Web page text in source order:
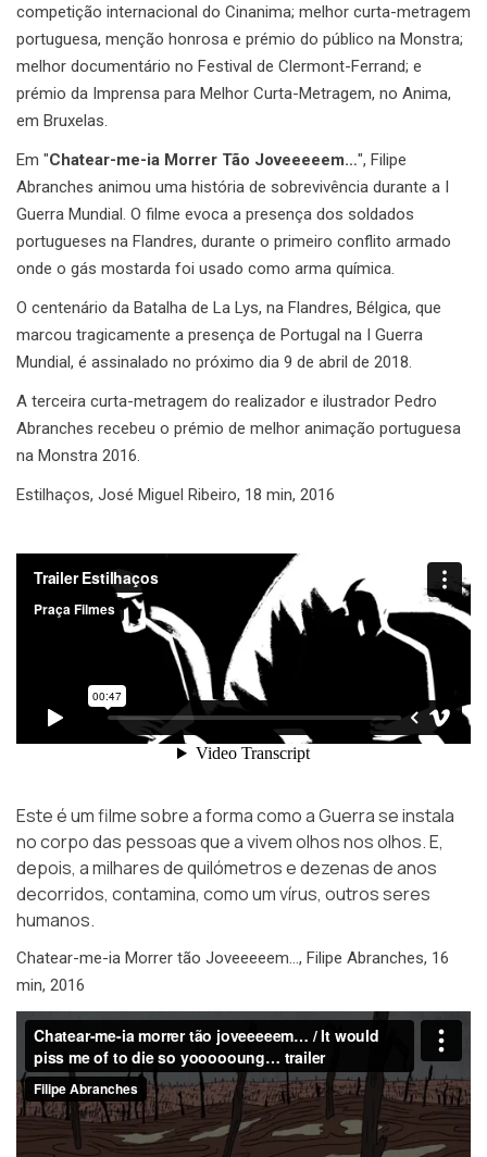
competição internacional do Cinanima; melhor curta-metragem
portuguesa, menção honrosa e prémio do público na Monstra;
melhor documentário no Festival de Clermont-Ferrand; e
prémio da Imprensa para Melhor Curta-Metragem, no Anima,
em Bruxelas.
Em "Chatear-me-ia Morrer Tão Joveeeeem…", Filipe
Abranches animou uma história de sobrevivência durante a I
Guerra Mundial. O filme evoca a presença dos soldados
portugueses na Flandres, durante o primeiro conflito armado
onde o gás mostarda foi usado como arma química.
O centenário da Batalha de La Lys, na Flandres, Bélgica, que
marcou tragicamente a presença de Portugal na I Guerra
Mundial, é assinalado no próximo dia 9 de abril de 2018.
A terceira curta-metragem do realizador e ilustrador Pedro
Abranches recebeu o prémio de melhor animação portuguesa
na Monstra 2016.
Estilhaços, José Miguel Ribeiro, 18 min, 2016
Este é um filme sobre a forma como a Guerra se instala
no corpo das pessoas que a vivem olhos nos olhos. E,
depois, a milhares de quilómetros e dezenas de anos
decorridos, contamina, como um vírus, outros seres
humanos.
Chatear-me-ia Morrer tão Joveeeeem…, Filipe Abranches, 16
min, 2016